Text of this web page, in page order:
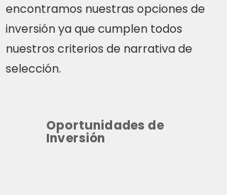
encontramos nuestras opciones de
inversión ya que cumplen todos
nuestros criterios de narrativa de
selección.
Oportunidades de
Inversión